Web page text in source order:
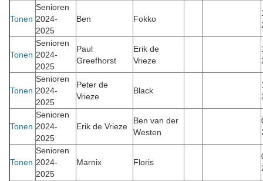
Tonen
Senioren
2024-
2025
Ben Fokko
Tonen
Senioren
2024-
2025
Paul
Greefhorst
Erik de
Vrieze
Tonen
Senioren
2024-
2025
Peter de
Vrieze
Black
Tonen
Senioren
2024-
2025
Erik de Vrieze
Ben van der
Westen
Tonen
Senioren
2024-
2025
Marnix Floris